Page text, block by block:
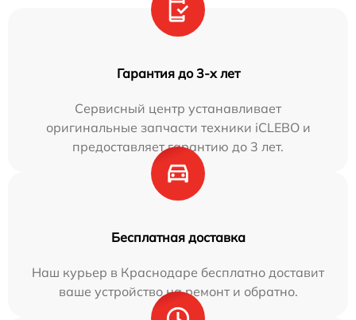
Гарантия до 3-х лет
Сервисный центр устанавливает
оригинальные запчасти техники iCLEBO и
предоставляет гарантию до 3 лет.
Бесплатная доставка
Наш курьер в Краснодаре бесплатно доставит
ваше устройство на ремонт и обратно.